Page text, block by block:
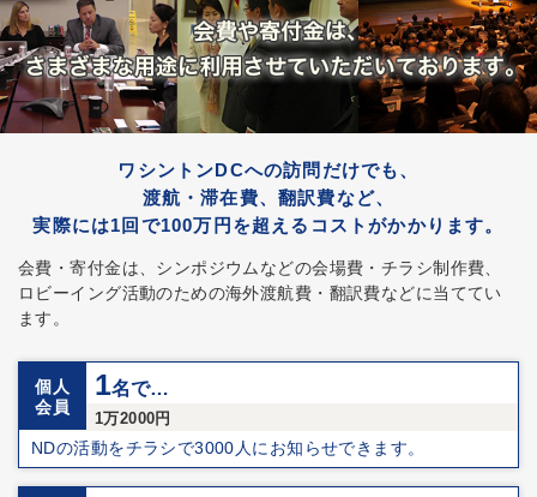
ワシントンDCへの訪問だけでも、
渡航・滞在費、翻訳費など、
実際には1回で100万円を超えるコストがかかります。
会費・寄付金は、シンポジウムなどの会場費・チラシ制作費、
ロビーイング活動のための海外渡航費・翻訳費などに当ててい
ます。
個人
会員
1名で…
1万2000円
NDの活動をチラシで3000人にお知らせできます。